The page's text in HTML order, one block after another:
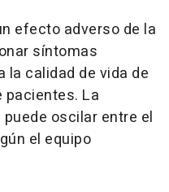
efecto adverso de la
síntomas
la calidad de vida de
pacientes. La
oscilar entre el
el equipo